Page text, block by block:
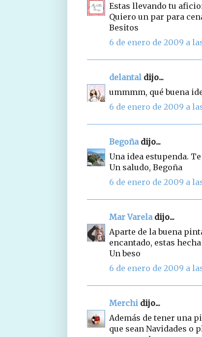
Estas llevando tu
Quiero un par para
Besitos
6 de enero de 2009 a
delantal dijo...
ummmm, qué buena
6 de enero de 2009 a las
Begoñadijo...
Una idea estupenda.
Un saludo, Begoña
6 de enero de 2009 a
Mar Vareladijo...
Aparte de la buena
encantado, estas
Un beso
6 de enero de 2009 a
Merchi dijo...
Además de tener una
que sean Navidades o